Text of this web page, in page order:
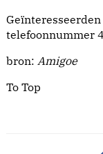
telefoonnummer
bron: Amigoe
To Top